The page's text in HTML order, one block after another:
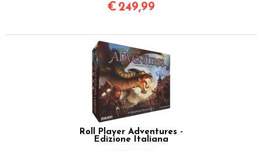
€ 249,99
Roll Player Adventures -
Edizione Italiana